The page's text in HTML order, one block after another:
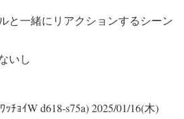
と一緒にリアクションするシーン
いし
ﾁｮｲW d618-s75a)2025/01/16(木)